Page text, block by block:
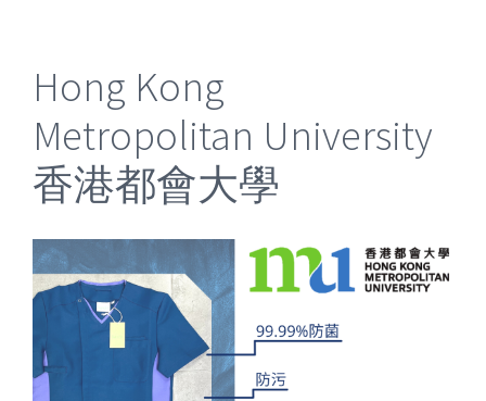
Hong Kong
Metropolitan University
香港都會大學
View
Larger
Image